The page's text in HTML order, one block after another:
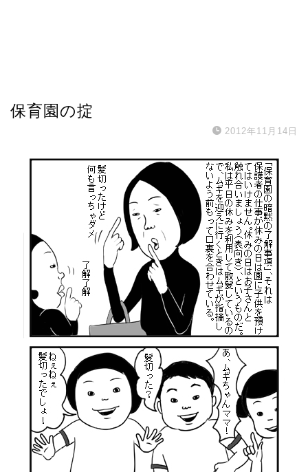
保育園の掟
2012年11月14日